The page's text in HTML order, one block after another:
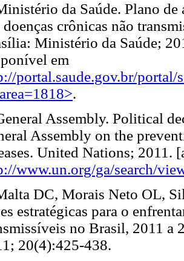
da Saúde. Plano de
doenças crônicas não
Ministério da Saúde;
em
portal.saude.gov.br/portal/
.
Assembly. Political
Assembly on the
United Nations; 2011.
www.un.org/ga/search/
DC, Morais Neto OL,
estratégicas para o
no Brasil, 2011 a
20(4):425-438.